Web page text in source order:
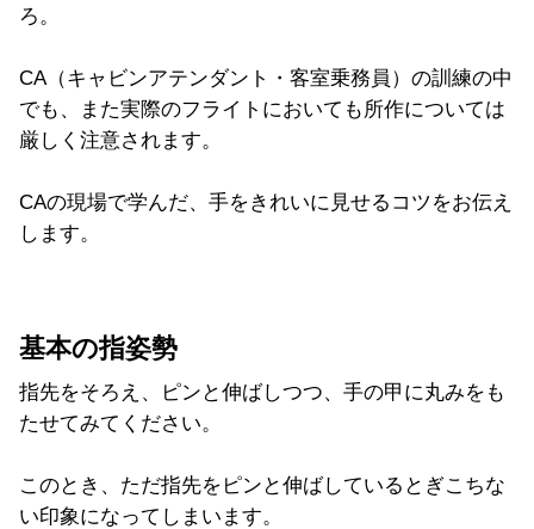
ろ。
CA（キャビンアテンダント・客室乗務員）の訓練の中
でも、また実際のフライトにおいても所作については
厳しく注意されます。
CAの現場で学んだ、手をきれいに見せるコツをお伝え
します。
基本の指姿勢
指先をそろえ、ピンと伸ばしつつ、手の甲に丸みをも
たせてみてください。
このとき、ただ指先をピンと伸ばしているとぎこちな
い印象になってしまいます。